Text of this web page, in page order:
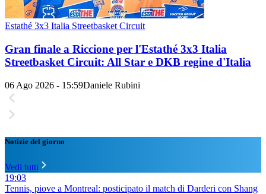
Estathé 3x3 Italia Streetbasket Circuit
Gran finale a Riccione per l'Estathé 3x3 Italia
Streetbasket Circuit: All Star e DKB regine d'Italia
06 Ago 2026 - 15:59Daniele Rubini
Notizie del giorno
Vedi tutti
19:03
Tennis, piove a Montreal: posticipato il match di Darderi con Shang